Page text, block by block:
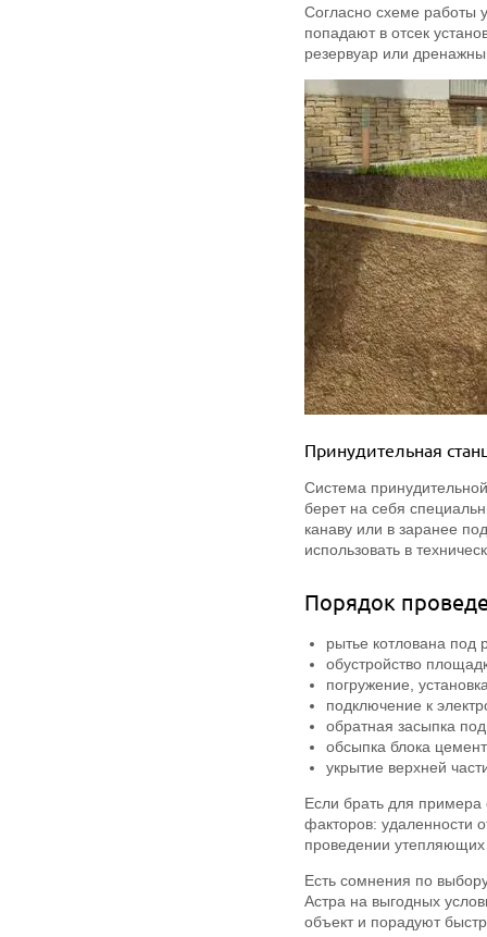
Согласно схеме работы
попадают в отсек
резервуар или
Принудительная
Система
берет на себя
канаву или в заранее
использовать в
Порядок
рытье котлована под
обустройство
погружение,
подключение к
обратная засыпка
обсыпка блока
укрытие верхней
Если брать для примера
факторов: удаленности
проведении
Есть сомнения по
Астра на выгодных
объект и порадуют